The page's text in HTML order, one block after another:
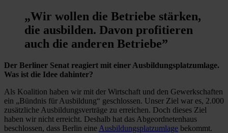
„Wir wollen die Betriebe stärken,
die ausbilden. Davon profitieren
auch die anderen Betriebe”
Der Berliner Senat reagiert mit einer Ausbildungsplatzumlage.
Was ist die Idee dahinter?
Als Koalition haben wir mit der Wirtschaft und den Gewerkschaften
ein „Bündnis für Ausbildung“ geschlossen. Unser Ziel war es, 2.000
zusätzliche Ausbildungsverträge zu erreichen. Doch dieses Ziel
haben wir nicht erreicht. Deshalb hat das Abgeordnetenhaus
beschlossen, dass Berlin eine Ausbildungsplatzumlage bekommt.